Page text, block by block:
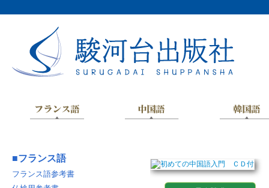
■フランス語
フランス語参考書